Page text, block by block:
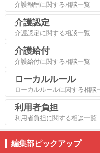
介護報酬に関する相談一覧
介護認定
介護認定に関する相談一覧
介護給付
介護給付に関する相談一覧
ローカルルール
ローカルルールに関する相談
利用者負担
利用者負担に関する相談一覧
編集部ピックアップ